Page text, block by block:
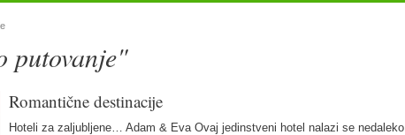
putovanje"
Romantične destinacije
Hoteli za zaljubljene… Adam & Eva Ovaj jedinstveni hotel nalazi se nedaleko